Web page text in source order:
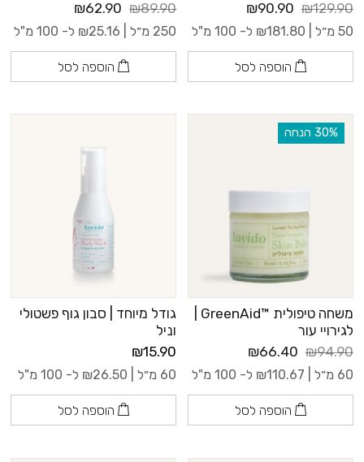
₪129.90
₪90.90
50 מ״ל | ₪181.80 ל- 100 מ"ל
הוספה לסל
₪89.90
₪62.90
250 מ״ל | ₪25.16 ל- 100 מ"ל
הוספה לסל
‫30% הנחה
לגירויי עור
₪94.90
₪66.40
60 מ״ל | ₪110.67 ל- 100 מ"ל
הוספה לסל
גודל מיוחד | סבון גוף פשטולי
וניל
₪15.90
60 מ״ל | ₪26.50 ל- 100 מ"ל
הוספה לסל